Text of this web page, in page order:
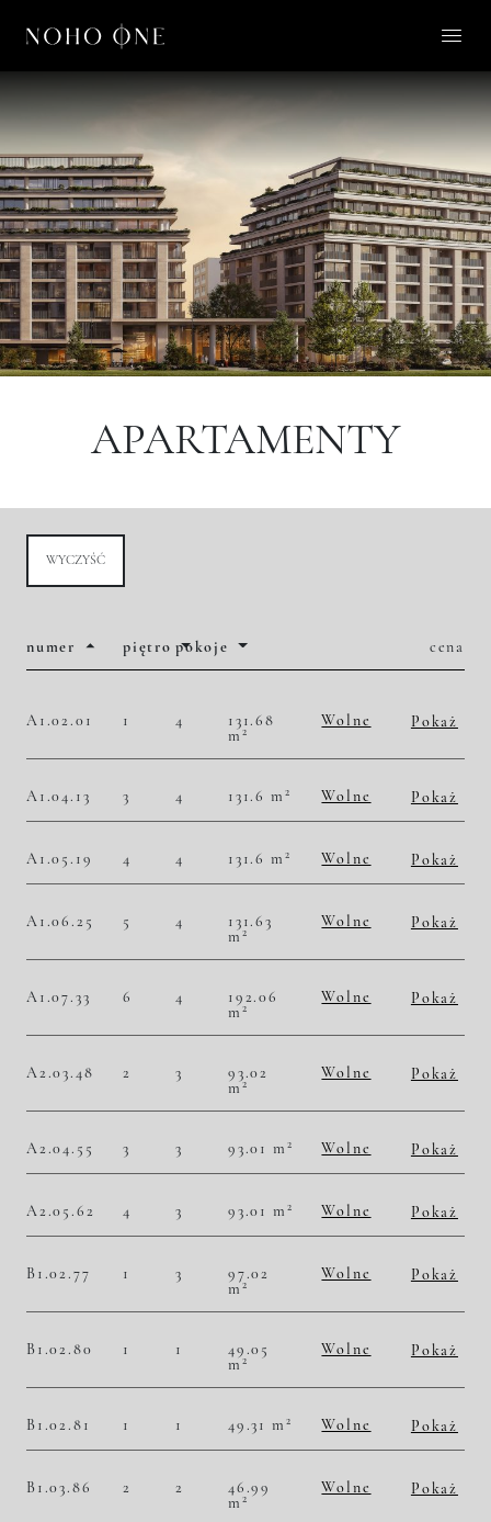
O NOHO ONE
LIFESTYLE
APARTAMENTY
O NAS
KONTAKT
APARTAMENTY
WYCZYŚĆ
numer piętro pokoje cena
A1.02.01 1 4
131.68
m 2
Wolne
Pokaż
A1.04.13 3 4 131.6 m 2 Wolne
Pokaż
A1.05.19 4 4 131.6 m 2 Wolne
Pokaż
A1.06.25 5 4
131.63
m 2
Wolne
Pokaż
A1.07.33 6 4
192.06
m 2
Wolne
Pokaż
A2.03.48 2 3
93.02
m 2
Wolne
Pokaż
A2.04.55 3 3 93.01 m 2 Wolne
Pokaż
A2.05.62 4 3 93.01 m 2 Wolne
Pokaż
B1.02.77 1 3
97.02
m 2
Wolne
Pokaż
B1.02.80 1 1
49.05
m 2
Wolne
Pokaż
B1.02.81 1 1 49.31 m 2 Wolne
Pokaż
B1.03.86 2 2
46.99
m 2
Wolne
Pokaż